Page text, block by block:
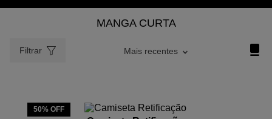
MANGA CURTA
Filtrar Mais recentes
50% OFF
ADICIONAR AO CARRINHO